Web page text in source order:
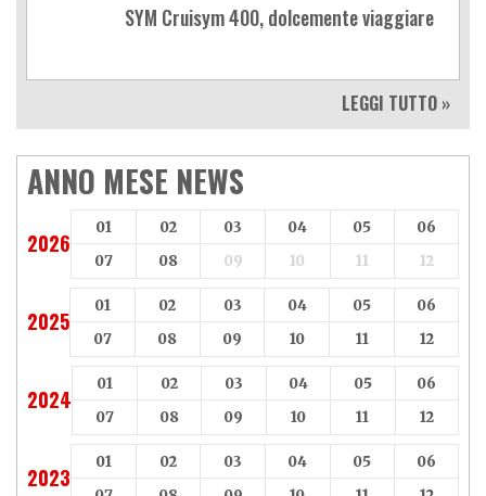
SYM Cruisym 400, dolcemente viaggiare
LEGGI TUTTO »
ANNO MESE NEWS
2026
01 02 03 04 05
06
07
08 09 10 11 12
2025
01 02 03 04 05
06
07
08 09 10 11 12
2024
01 02 03 04 05
06
07
08 09 10 11 12
2023
01 02 03 04 05
06